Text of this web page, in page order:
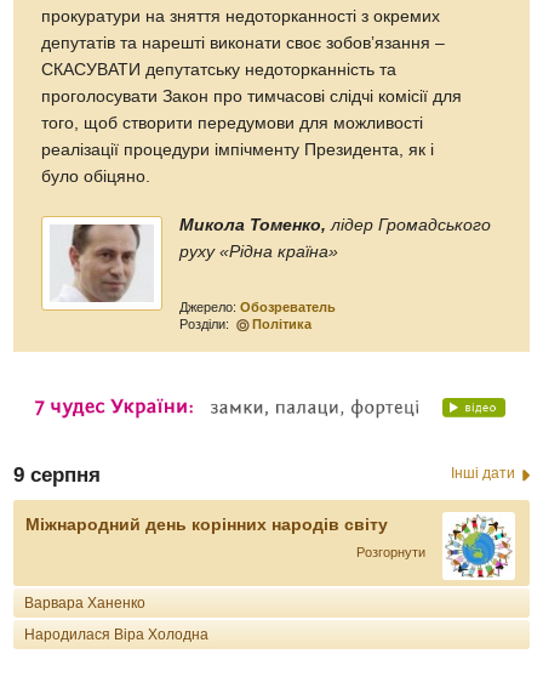
прокуратури на зняття недоторканності з окремих
депутатів та нарешті виконати своє зобовʼязання –
СКАСУВАТИ депутатську недоторканність та
проголосувати Закон про тимчасові слідчі комісії для
того, щоб створити передумови для можливості
реалізації процедури імпічменту Президента, як і
було обіцяно.
Микола Томенко, лідер Громадського
руху «Рідна країна»
Джерело:Обозреватель
Розділи:
Політика
9 серпня Інші дати
Міжнародний день корінних народів світу
Розгорнути
Варвара Ханенко
Народилася Віра Холодна